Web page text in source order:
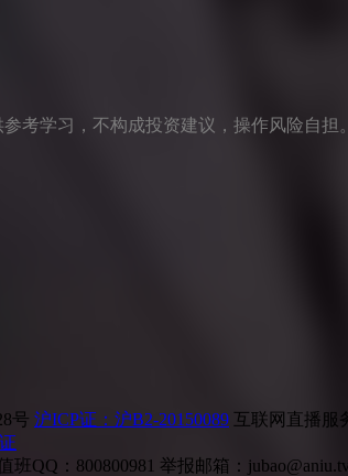
参考学习，不构成投资建议，操作风险自担
号 沪ICP证：沪B2-20150089 互联网直播服
班QQ：800800981 举报邮箱：